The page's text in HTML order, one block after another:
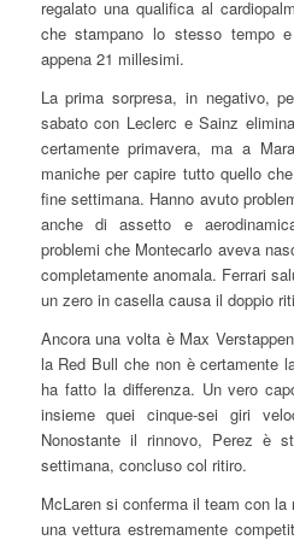
regalato una qualifica al
che stampano lo stesso tempo
appena 21 millesimi.
La prima sorpresa, in negativo,
sabato con Leclerc e Sainz
certamente primavera, ma a
maniche per capire tutto quello
fine settimana. Hanno avuto
anche di assetto e
problemi che Montecarlo aveva
completamente anomala. Ferrari
un zero in casella causa il doppio
Ancora una volta è Max
la Red Bull che non è certamente
ha fatto la differenza. Un vero
insieme quei cinque-sei giri
Nonostante il rinnovo, Perez è
settimana, concluso col ritiro.
McLaren si conferma il team con
una vettura estremamente